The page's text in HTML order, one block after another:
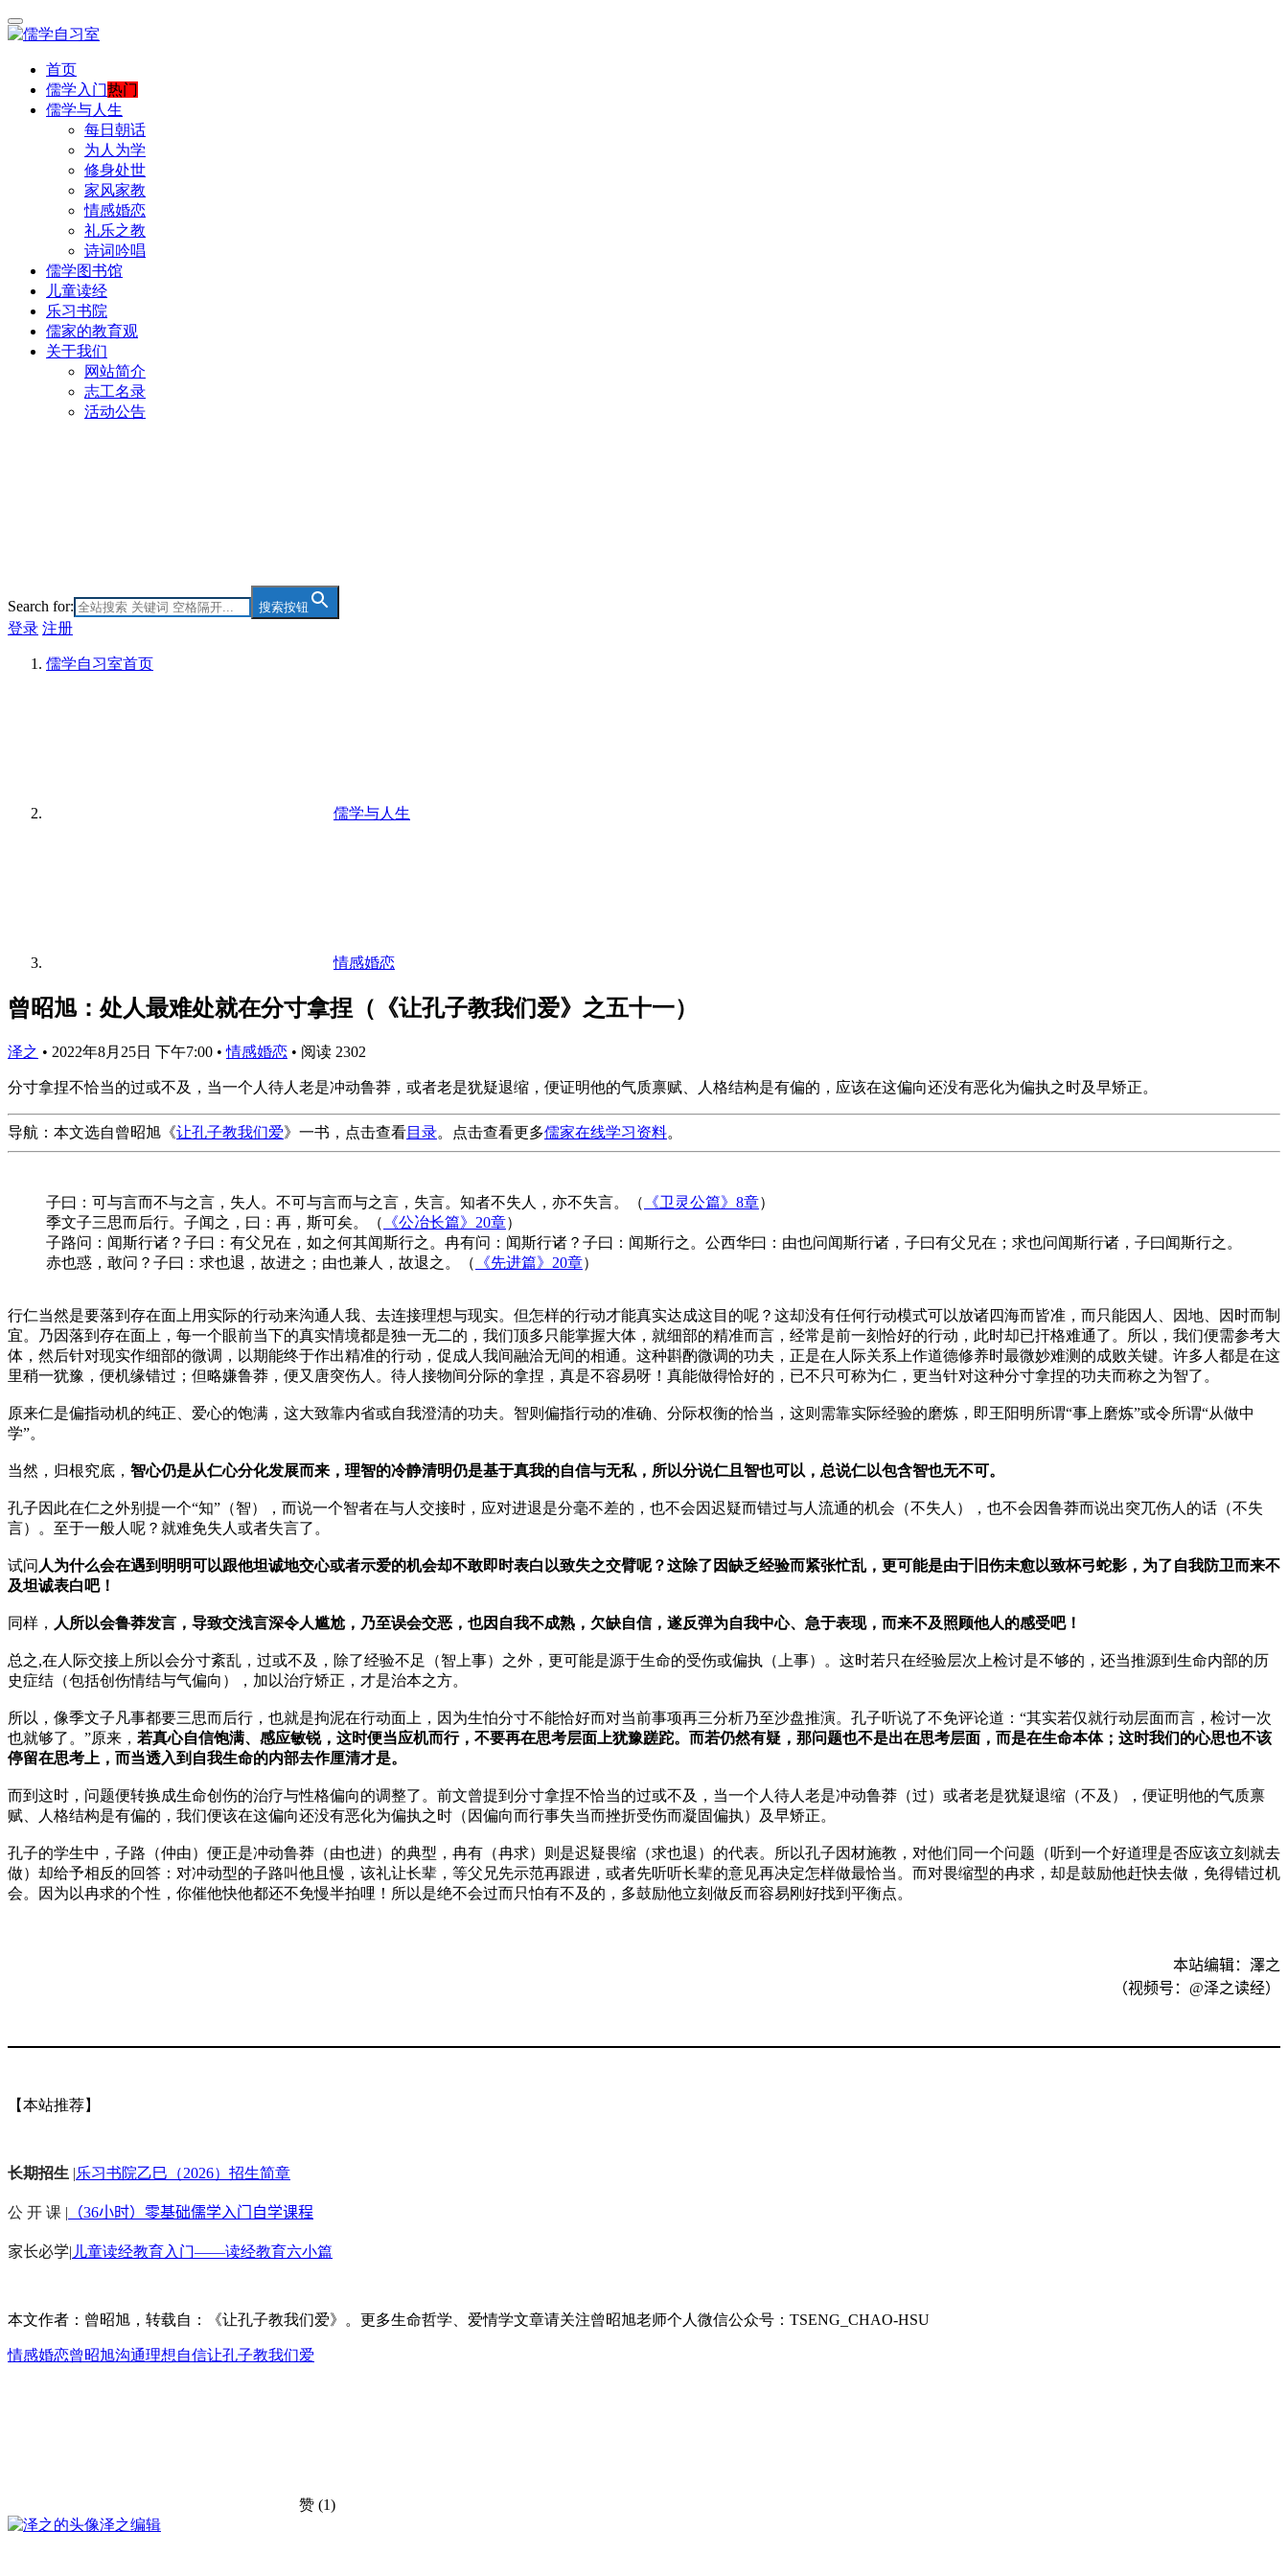
首页
儒学入门热门
儒学与人生
每日朝话
为人为学
修身处世
家风家教
情感婚恋
礼乐之教
诗词吟唱
儒学图书馆
儿童读经
乐习书院
儒家的教育观
关于我们
网站简介
志工名录
活动公告
Search for: 搜索按钮
登录 注册
儒学自习室首页
儒学与人生
情感婚恋
曾昭旭：处人最难处就在分寸拿捏（《让孔子教我们爱》之五十一）
泽之 • 2022年8月25日 下午7:00 • 情感婚恋 • 阅读 2302
分寸拿捏不恰当的过或不及，当一个人待人老是冲动鲁莽，或者老是犹疑退缩，便证明他的气质禀赋、人格结构是有偏的，应该在这偏向还没有恶化为偏执之时及早矫正。
导航：本文选自曾昭旭《让孔子教我们爱》一书，点击查看目录。点击查看更多儒家在线学习资料。
子曰：可与言而不与之言，失人。不可与言而与之言，失言。知者不失人，亦不失言。（ 《卫灵公篇》8章）
季文子三思而后行。子闻之，曰：再，斯可矣。（
《公冶长篇》20章）
子路问：闻斯行诸？子曰：有父兄在，如之何其闻斯行之。冉有问：闻斯行诸？子曰：闻斯行之。公西华曰：由也问闻斯行诸，子曰有父兄在；求也问闻斯行诸，子曰闻斯行之。
赤也惑，敢问？子曰：求也退，故进之；由也兼人，故退之。（
《先进篇》20章）
行仁当然是要落到存在面上用实际的行动来沟通人我、去连接理想与现实。但怎样的行动才能真实达成这目的呢？这却没有任何行动模式可以放诸四海而皆准，而只能因人、因地、因时而制
宜。乃因落到存在面上，每一个眼前当下的真实情境都是独一无二的，我们顶多只能掌握大体，就细部的精准而言，经常是前一刻恰好的行动，此时却已扞格难通了。所以，我们便需参考大
体，然后针对现实作细部的微调，以期能终于作出精准的行动，促成人我间融洽无间的相通。这种斟酌微调的功夫，正是在人际关系上作道德修养时最微妙难测的成败关键。许多人都是在这
里稍一犹豫，便机缘错过；但略嫌鲁莽，便又唐突伤人。待人接物间分际的拿捏，真是不容易呀！真能做得恰好的，已不只可称为仁，更当针对这种分寸拿捏的功夫而称之为智了。
原来仁是偏指动机的纯正、爱心的饱满，这大致靠内省或自我澄清的功夫。智则偏指行动的准确、分际权衡的恰当，这则需靠实际经验的磨炼，即王阳明所谓“事上磨炼”或令所谓“从做中
学”。
当然，归根究底， 智心仍是从仁心分化发展而来，理智的冷静清明仍是基于真我的自信与无私，所以分说仁且智也可以，总说仁以包含智也无不可。
孔子因此在仁之外别提一个“知”（智），而说一个智者在与人交接时，应对进退是分毫不差的，也不会因迟疑而错过与人流通的机会（不失人），也不会因鲁莽而说出突兀伤人的话（不失
言）。至于一般人呢？就难免失人或者失言了。
试问 人为什么会在遇到明明可以跟他坦诚地交心或者示爱的机会却不敢即时表白以致失之交臂呢？这除了因缺乏经验而紧张忙乱，更可能是由于旧伤未愈以致杯弓蛇影，为了自我防卫而来不
及坦诚表白吧！
同样， 人所以会鲁莽发言，导致交浅言深令人尴尬，乃至误会交恶，也因自我不成熟，欠缺自信，遂反弹为自我中心、急于表现，而来不及照顾他人的感受吧！
总之,在人际交接上所以会分寸紊乱，过或不及，除了经验不足（智上事）之外，更可能是源于生命的受伤或偏执（上事）。这时若只在经验层次上检讨是不够的，还当推源到生命内部的历
史症结（包括创伤情结与气偏向），加以治疗矫正，才是治本之方。
所以，像季文子凡事都要三思而后行，也就是拘泥在行动面上，因为生怕分寸不能恰好而对当前事项再三分析乃至沙盘推演。孔子听说了不免评论道：“其实若仅就行动层面而言，检讨一次
也就够了。”原来， 若真心自信饱满、感应敏锐，这时便当应机而行，不要再在思考层面上犹豫蹉跎。而若仍然有疑，那问题也不是出在思考层面，而是在生命本体；这时我们的心思也不该
停留在思考上，而当透入到自我生命的内部去作厘清才是。
而到这时，问题便转换成生命创伤的治疗与性格偏向的调整了。前文曾提到分寸拿捏不恰当的过或不及，当一个人待人老是冲动鲁莽（过）或者老是犹疑退缩（不及），便证明他的气质禀
赋、人格结构是有偏的，我们便该在这偏向还没有恶化为偏执之时（因偏向而行事失当而挫折受伤而凝固偏执）及早矫正。
孔子的学生中，子路（仲由）便正是冲动鲁莽（由也进）的典型，冉有（冉求）则是迟疑畏缩（求也退）的代表。所以孔子因材施教，对他们同一个问题（听到一个好道理是否应该立刻就去
做）却给予相反的回答：对冲动型的子路叫他且慢，该礼让长辈，等父兄先示范再跟进，或者先听听长辈的意见再决定怎样做最恰当。而对畏缩型的冉求，却是鼓励他赶快去做，免得错过机
会。因为以冉求的个性，你催他快他都还不免慢半拍哩！所以是绝不会过而只怕有不及的，多鼓励他立刻做反而容易刚好找到平衡点。
本站编辑：澤之
（视频号： @泽之读经）
【本站推荐】
长期招生 |乐习书院乙巳（2026）招生简章
公 开 课 | （36小时）零基础儒学入门自学课程
家长必学| 儿童读经教育入门——读经教育六小篇
本文作者：曾昭旭，转载自：《让孔子教我们爱》。更多生命哲学、爱情学文章请关注曾昭旭老师个人微信公众号：TSENG_CHAO-HSU
情感婚恋曾昭旭沟通理想自信让孔子教我们爱
赞 (1)
泽之编辑